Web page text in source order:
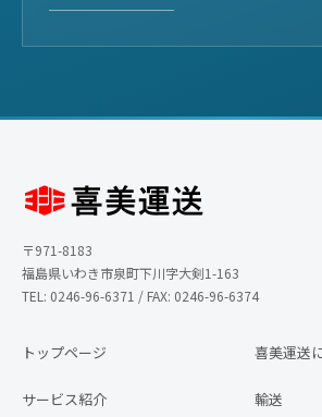
〒971-8183
福島県いわき市泉町下川字大剣1-163
TEL: 0246-96-6371 / FAX: 0246-96-6374
トップページ 喜美運送
サービス紹介 輸送